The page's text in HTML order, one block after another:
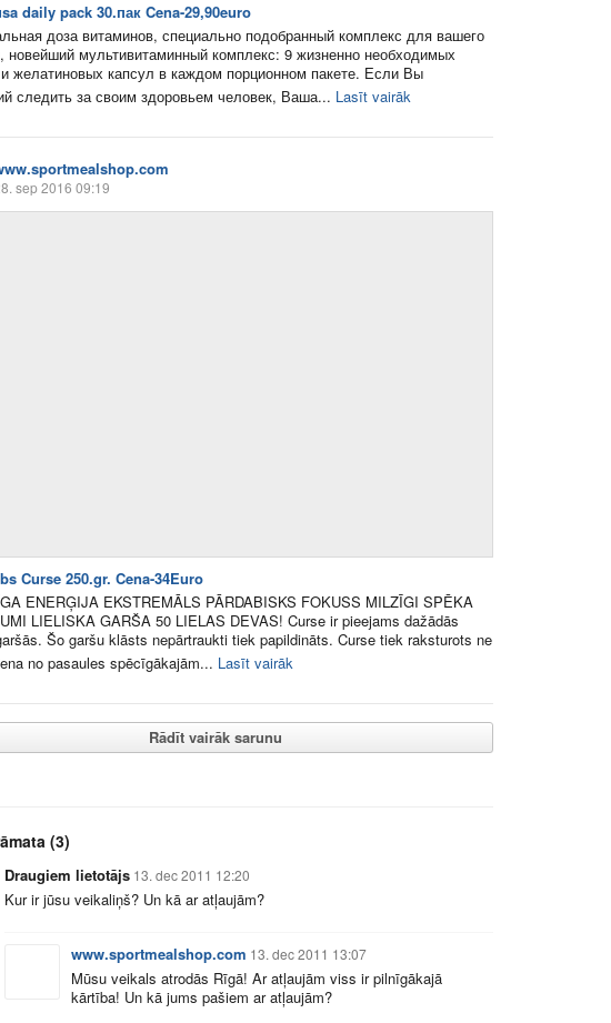
daily pack 30.пак Cena-29,90euro
доза витаминов, специально подобранный комплекс для вашего
новейший мультивитаминный комплекс: 9 жизненно необходимых
и желатиновых капсул в каждом порционном пакете. Если Вы
следить за своим здоровьем человек, Ваша... Lasīt vairāk
sep 2016 09:19
Curse 250.gr. Cena-34Euro
ENERĢIJA EKSTREMĀLS PĀRDABISKS FOKUSS MILZĪGI SPĒKA
LIELISKA GARŠA 50 LIELAS DEVAS! Curse ir pieejams dažādās
Šo garšu klāsts nepārtraukti tiek papildināts. Curse tiek raksturots ne
no pasaules spēcīgākajām... Lasīt vairāk
Rādīt vairāk sarunu
(3)
Draugiem lietotājs 13. dec 2011 12:20
Kur ir jūsu veikaliņš? Un kā ar atļaujām?
www.sportmealshop.com 13. dec 2011 13:07
Mūsu veikals atrodās Rīgā! Ar atļaujām viss ir pilnīgākajā
kārtība! Un kā jums pašiem ar atļaujām?